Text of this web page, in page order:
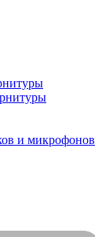
и микрофонов